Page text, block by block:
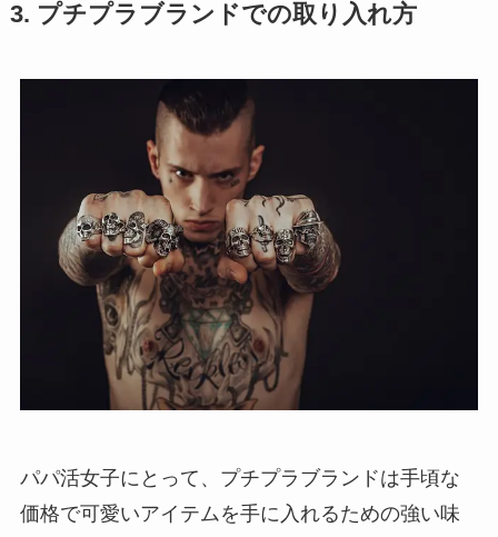
3. プチプラブランドでの取り入れ方
パパ活女子にとって、プチプラブランドは手頃な
価格で可愛いアイテムを手に入れるための強い味